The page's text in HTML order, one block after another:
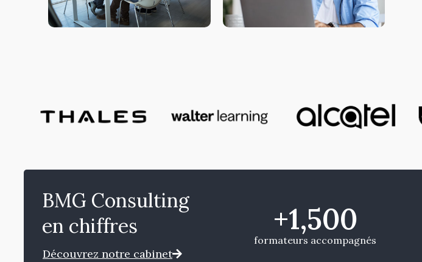
BMG Consulting
en chiffres
Découvrez notre cabinet
formateurs accompagnés
+1,500